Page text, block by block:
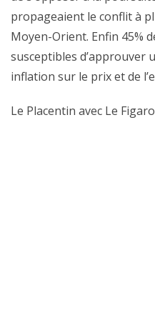
propageaient le conflit à
Moyen-Orient. Enfin 45%
susceptibles d’approuver
inflation sur le prix et de
Le Placentin avec Le Figaro